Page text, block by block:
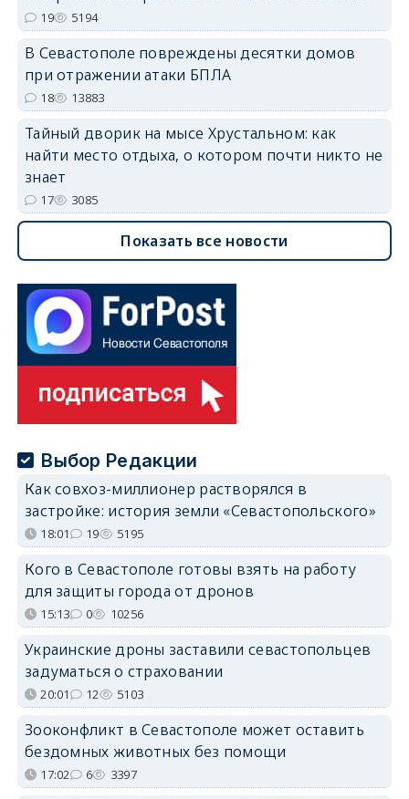
19 5194
В Севастополе повреждены десятки домов
при отражении атаки БПЛА
18 13883
Тайный дворик на мысе Хрустальном: как
найти место отдыха, о котором почти никто не
знает
17 3085
Показать все новости
Выбор Редакции
Как совхоз-миллионер растворялся в
застройке: история земли «Севастопольского»
18:01 19 5195
Кого в Севастополе готовы взять на работу
для защиты города от дронов
15:13 0 10256
Украинские дроны заставили севастопольцев
задуматься о страховании
20:01 12 5103
Зооконфликт в Севастополе может оставить
бездомных животных без помощи
17:02 6 3397